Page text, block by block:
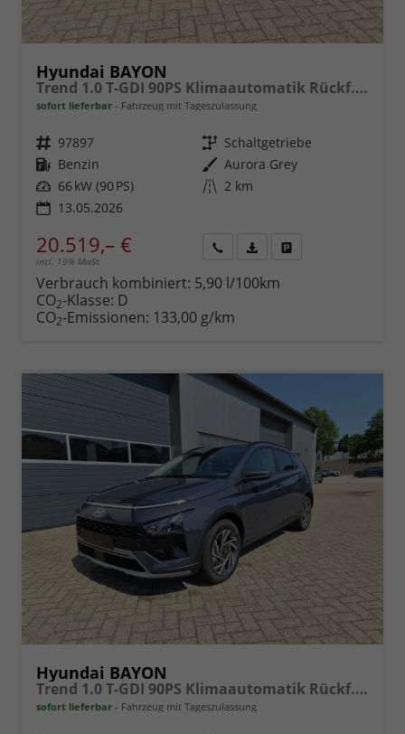
Hyundai BAYON
Trend 1.0 T-GDI 90PS Klimaautomatik Rückf.Kamera Parksensoren Sitzheizung Lenkradheizung Bluetooth Touchscreen Tempomat Apple CarPlay + Android Auto 16"LM
sofort lieferbar Fahrzeug mit Tageszulassung
Fahrzeugnr. 97897 Getriebe Schaltgetriebe
Kraftstoff Benzin Außenfarbe Aurora Grey
Leistung 66 kW (90 PS) Kilometerstand 2 km
13.05.2026
20.519,– €
incl. 19% MwSt.
anfordern
Datei,
Verbrauch kombiniert: 5,90 l/100km
CO2-Klasse: D
CO2-Emissionen: 133,00 g/km
Hyundai BAYON
Trend 1.0 T-GDI 90PS Klimaautomatik Rückf.Kamera Parksensoren Sitzheizung Lenkradheizung Bluetooth Touchscreen Tempomat Apple CarPlay + Android Auto 16"LM
sofort lieferbar Fahrzeug mit Tageszulassung